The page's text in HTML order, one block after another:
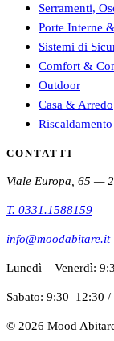
Serramenti,
Porte Interne
Sistemi di
Comfort &
Outdoor
Casa & Arredo
CONTATTI
Viale Europa, 65 —
T. 0331.1588159
info@moodabitare.it
Lunedì – Venerdì:
Sabato: 9:30–12:30 /
© 2026 Mood